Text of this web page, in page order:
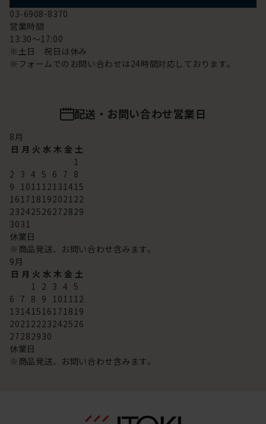
03-6908-8370
営業時間
13:30～17:00
※土日 祝日は休み
※フォームでのお問い合わせは24時間対応しております。
配送・お問い合わせ営業日
8月
日 月 火 水 木 金 土
1
2 3 4 5 6 7 8
9 101112131415
16171819202122
23242526272829
3031
休業日
※商品発送、お問い合わせ含みます。
9月
日 月 火 水 木 金 土
1 2 3 4 5
6 7 8 9 101112
13141516171819
20212223242526
27282930
休業日
※商品発送、お問い合わせ含みます。